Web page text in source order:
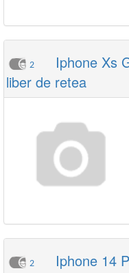
2
Iphone Xs
liber de retea
2
Iphone 14